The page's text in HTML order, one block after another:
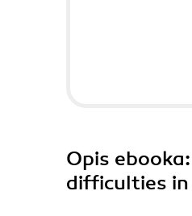
Opis ebooka
difficulties in